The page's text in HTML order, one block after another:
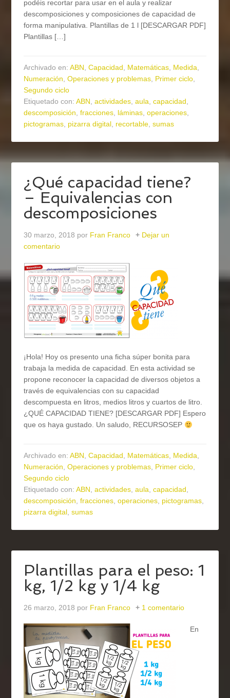
podéis recortar para usar en el aula y realizar
descomposiciones y composiciones de capacidad de
forma manipulativa. Plantillas de 1 l [DESCARGAR PDF]
Plantillas […]
Archivado en:ABN,Capacidad, Matemáticas, Medida,
Numeración,Operaciones y problemas, Primer ciclo,
Segundo ciclo
Etiquetado con:ABN,actividades,aula,capacidad,
descomposición,fracciones, láminas,operaciones,
pictogramas, pizarra digital, recortable,sumas
¿Qué capacidad tiene?
– Equivalencias con
descomposiciones
30 marzo, 2018 por Fran Franco
Dejar un
comentario
¡Hola! Hoy os presento una ficha súper bonita para
trabaja la medida de capacidad. En esta actividad se
propone reconocer la capacidad de diversos objetos a
través de equivalencias con su capacidad
descompuesta en litros, medios litros y cuartos de litro.
¿QUÉ CAPACIDAD TIENE? [DESCARGAR PDF] Espero
que os haya gustado. Un saludo, RECURSOSEP
Archivado en:ABN,Capacidad, Matemáticas, Medida,
Numeración,Operaciones y problemas, Primer ciclo,
Segundo ciclo
Etiquetado con:ABN,actividades,aula,capacidad,
descomposición,fracciones,operaciones, pictogramas,
pizarra digital,sumas
Plantillas para el peso: 1
kg, 1/2 kg y 1/4 kg
26 marzo, 2018 por Fran Franco 1 comentario
En